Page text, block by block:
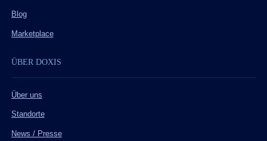
Blog
Marketplace
ÜBER DOXIS
Über uns
Standorte
News / Presse